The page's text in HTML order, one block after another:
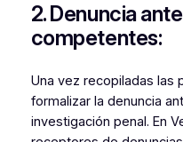
2. Denuncia
competentes:
Una vez recopiladas las
formalizar la denuncia
investigación penal. En